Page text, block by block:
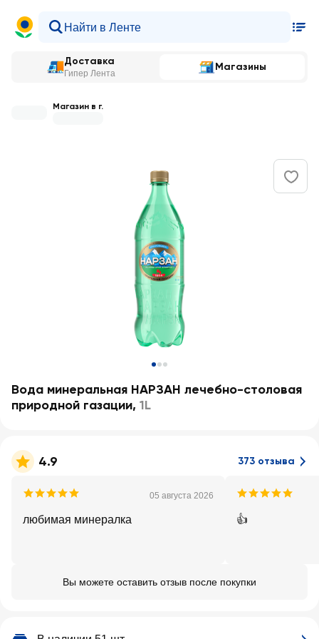
Доставка
Гипер Лента
Магазины
Магазин в г.
Вода минеральная НАРЗАН лечебно-столовая
природной газации, 1L
4.9 373 отзыва
05 августа 2026
любимая минералка 👍
Вы можете оставить отзыв после покупки